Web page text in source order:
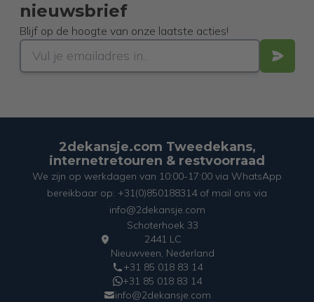
nieuwsbrief
Blijf op de hoogte van onze laatste acties!
2dekansje.com Tweedekans,
internetretouren & restvoorraad
We zijn op werkdagen van 10:00-17:00 via WhatsApp
bereikbaar op: +31(0)850188314 of mail ons via
info@2dekansje.com
Schoterhoek 33
2441 LC
Nieuwveen, Nederland
+31 85 018 83 14
+31 85 018 83 14
info@2dekansje.com